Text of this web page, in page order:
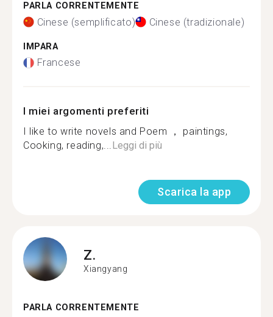
PARLA CORRENTEMENTE
Cinese (semplificato) Cinese (tradizionale)
IMPARA
Francese
I miei argomenti preferiti
I like to write novels and Poem ， paintings,
Cooking, reading,...Leggi di più
Scarica la app
Z.
Xiangyang
PARLA CORRENTEMENTE